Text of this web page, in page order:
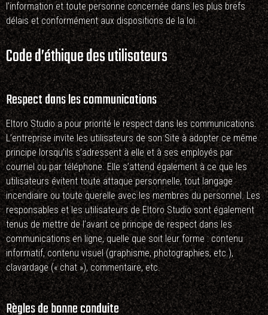
l’information et toute personne concernée dans les plus brefs
délais et conformément aux dispositions de la loi.
Code d’éthique des utilisateurs
Respect dans les communications
Eltoro Studio a pour priorité le respect dans les communications.
L’entreprise invite les utilisateurs de son Site à adopter ce même
principe lorsqu’ils s’adressent à elle et à ses employés par
courriel ou par téléphone. Elle s’attend également à ce que les
utilisateurs évitent toute attaque personnelle, tout langage
incendiaire ou toute querelle avec les membres du personnel. Les
responsables et les utilisateurs de Eltoro Studio sont également
tenus de mettre de l’avant ce principe de respect dans les
communications en ligne, quelle que soit leur forme : contenu
informatif, contenu visuel (graphisme, photographies, etc.),
clavardage (« chat »), commentaire, etc.
Règles de bonne conduite